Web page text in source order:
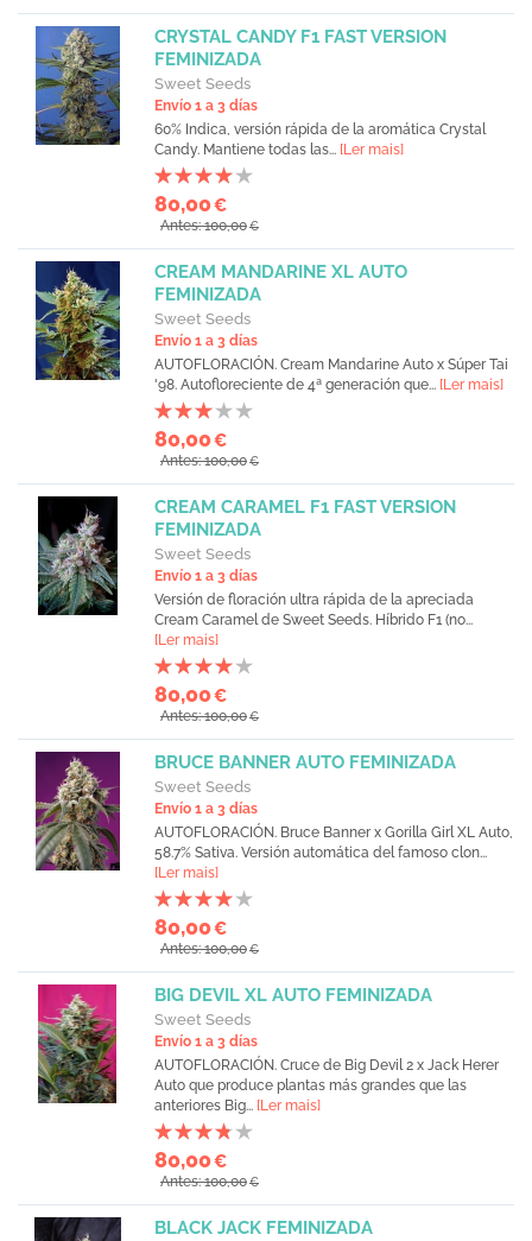
CRYSTAL CANDY F1 FAST VERSION
FEMINIZADA
Sweet Seeds
Envío 1 a 3 días
60% Indica, versión rápida de la aromática Crystal
Candy. Mantiene todas las... [Ler mais]
80,00€
Antes: 100,00€
CREAM MANDARINE XL AUTO
FEMINIZADA
Sweet Seeds
Envío 1 a 3 días
AUTOFLORACIÓN. Cream Mandarine Auto x Súper Tai
'98. Autofloreciente de 4ª generación que... [Ler mais]
80,00€
Antes: 100,00€
CREAM CARAMEL F1 FAST VERSION
FEMINIZADA
Sweet Seeds
Envío 1 a 3 días
Versión de floración ultra rápida de la apreciada
Cream Caramel de Sweet Seeds. Híbrido F1 (no...
[Ler mais]
80,00€
Antes: 100,00€
BRUCE BANNER AUTO FEMINIZADA
Sweet Seeds
Envío 1 a 3 días
AUTOFLORACIÓN. Bruce Banner x Gorilla Girl XL Auto,
58.7% Sativa. Versión automática del famoso clon...
[Ler mais]
80,00€
Antes: 100,00€
BIG DEVIL XL AUTO FEMINIZADA
Sweet Seeds
Envío 1 a 3 días
AUTOFLORACIÓN. Cruce de Big Devil 2 x Jack Herer
Auto que produce plantas más grandes que las
anteriores Big... [Ler mais]
80,00€
Antes: 100,00€
BLACK JACK FEMINIZADA